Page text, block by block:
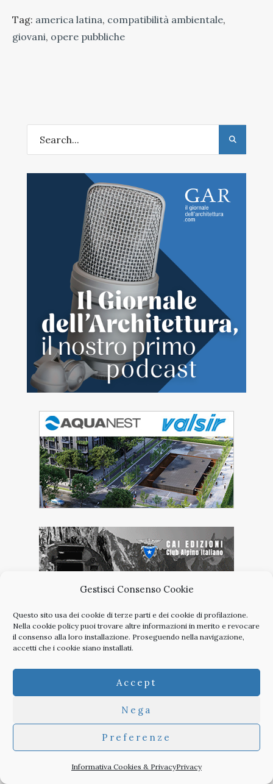
Gestisci Consenso Cookie
Questo sito usa dei cookie di terze parti e dei cookie di profilazione.
Nella cookie policypuoi trovare altre informazioni in merito e revocare
il consenso alla loro installazione. Proseguendo nella navigazione,
accetti che i cookie siano installati.
Accept
Nega
Preferenze
Informativa Cookies & PrivacyPrivacy
Tag: america latina, compatibilità ambientale,
giovani, opere pubbliche